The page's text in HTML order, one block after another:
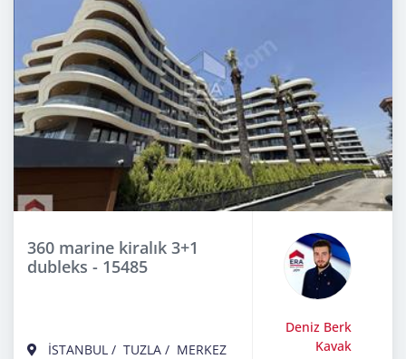
360 marine kiralık 3+1
dubleks - 15485
İSTANBUL / TUZLA / MERKEZ
Deniz Berk
Kavak